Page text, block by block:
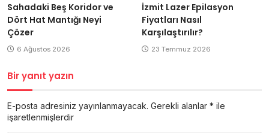
Sahadaki Beş Koridor ve
Dört Hat Mantığı Neyi
Çözer
6 Ağustos 2026
İzmit Lazer Epilasyon
Fiyatları Nasıl
Karşılaştırılır?
23 Temmuz 2026
Bir yanıt yazın
E-posta adresiniz yayınlanmayacak. Gerekli alanlar * ile
işaretlenmişlerdir